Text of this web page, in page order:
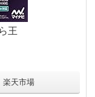
王
楽天市場